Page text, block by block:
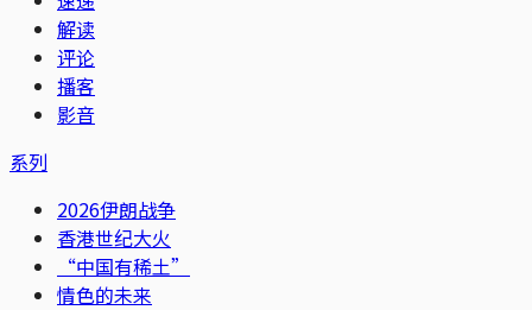
解读
评论
播客
影音
系列
2026伊朗战争
香港世纪大火
“中国有稀土”
情色的未来